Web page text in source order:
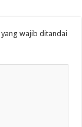
yang wajib ditandai